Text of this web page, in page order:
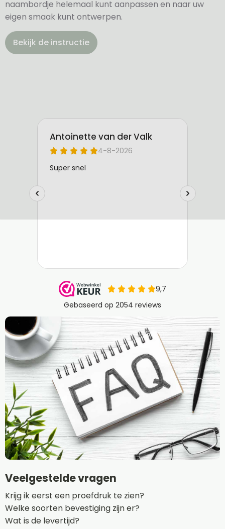
naambordje helemaal kunt aanpassen en naar uw
eigen smaak kunt ontwerpen.
Bekijk de instructie
Veelgestelde vragen
Krijg ik eerst een proefdruk te zien?
Welke soorten bevestiging zijn er?
Wat is de levertijd?